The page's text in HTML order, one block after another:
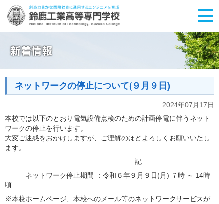
ネットワークの停止について(９月９日)
2024年07月17日
本校では以下のとおり 電気設備点検のための計画停電に伴うネット
ワークの停止を行います。
大変ご迷惑をおかけしますが、ご理解のほどよろしくお願いいたし
ます。
記
ネットワーク停止期間 ：令和６年９ 月９日(月) ７時 ～ 14時
頃
※本校ホームページ、本校へのメール等のネットワークサービスが